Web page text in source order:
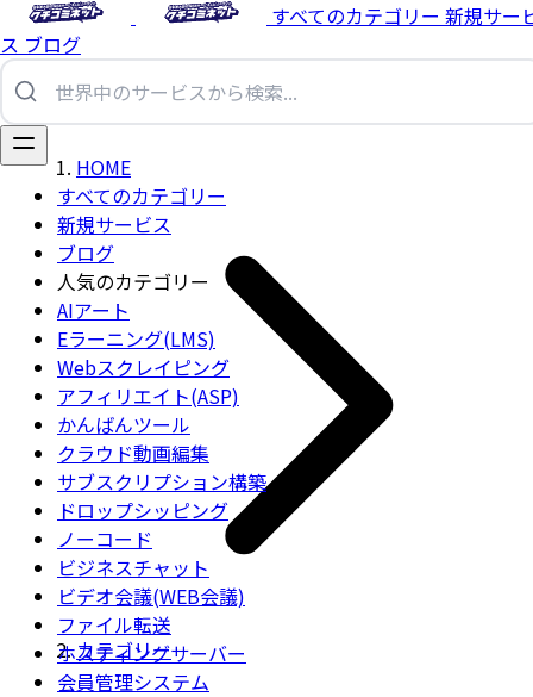
すべてのカテゴリー 新規サー
ス ブログ
すべてのカテゴリー
新規サービス
ブログ
人気のカテゴリー
AIアート
Eラーニング(LMS)
Webスクレイピング
アフィリエイト(ASP)
かんばんツール
クラウド動画編集
サブスクリプション構築
ドロップシッピング
ノーコード
ビジネスチャット
ビデオ会議(WEB会議)
ファイル転送
ホスティングサーバー
会員管理システム
HOME
カテゴリー